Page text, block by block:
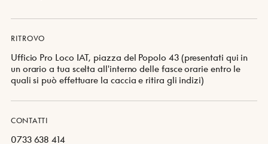
RITROVO
Ufficio Pro Loco IAT, piazza del Popolo 43 (presentati qui in
un orario a tua scelta all'interno delle fasce orarie entro le
quali si può effettuare la caccia e ritira gli indizi)
CONTATTI
0733 638 414